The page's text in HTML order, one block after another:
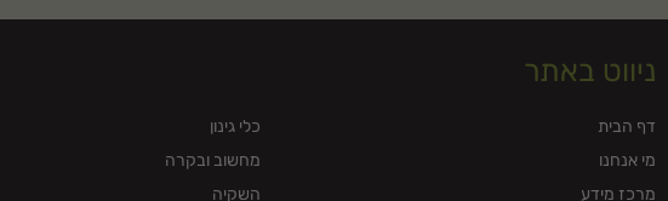
ניווט באתר
דף הבית
מי אנחנו
מרכז מידע
כלי גינון
מחשוב ובקרה
השקיה